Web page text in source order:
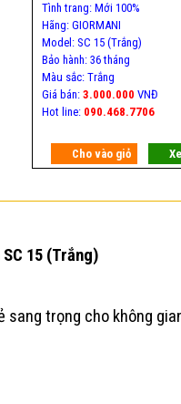
Tình trang: Mới 100%
Hãng: GIORMANI
Model: SC 15 (Trắng)
Bảo hành: 36 tháng
Màu sắc: Trắng
Giá bán:3.000.000 VNĐ
Hot line: 090.468.7706
Cho vào giỏ
15 (Trắng)
sang trọng cho không